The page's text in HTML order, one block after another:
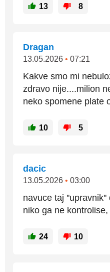
13 8
Dragan
13.05.2026 • 07:21
Kakve smo mi
zdravo nije....milion
neko spomene plate
10 5
dacic
13.05.2026 • 03:00
navuce taj ''upravnik''
niko ga ne
24 10